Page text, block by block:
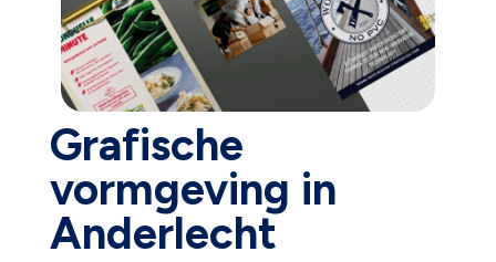
Grafische
vormgeving in
Anderlecht